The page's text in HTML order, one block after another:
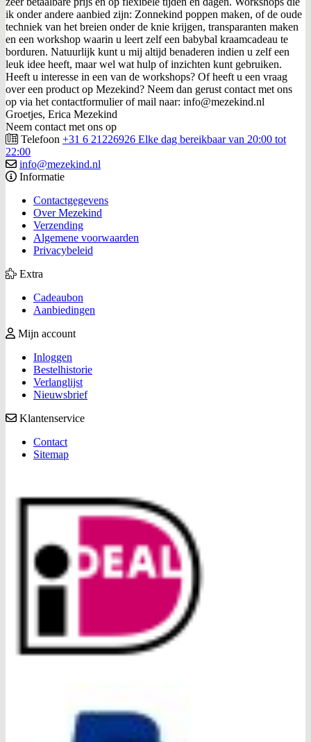
ik onder andere aanbied zijn: Zonnekind poppen maken, of de oude
techniek van het breien onder de knie krijgen, transparanten maken
en een workshop waarin u leert zelf een babybal kraamcadeau te
borduren. Natuurlijk kunt u mij altijd benaderen indien u zelf een
leuk idee heeft, maar wel wat hulp of inzichten kunt gebruiken.
Heeft u interesse in een van de workshops? Of heeft u een vraag
over een product op Mezekind? Neem dan gerust contact met ons
op via het contactformulier of mail naar: info@mezekind.nl
Groetjes, Erica Mezekind
Neem contact met ons op
Telefoon +31 6 21226926 Elke dag bereikbaar van 20:00 tot
22:00
info@mezekind.nl
Informatie
Contactgegevens
Over Mezekind
Verzending
Algemene voorwaarden
Privacybeleid
Extra
Cadeaubon
Aanbiedingen
Mijn account
Inloggen
Bestelhistorie
Verlanglijst
Nieuwsbrief
Klantenservice
Contact
Sitemap